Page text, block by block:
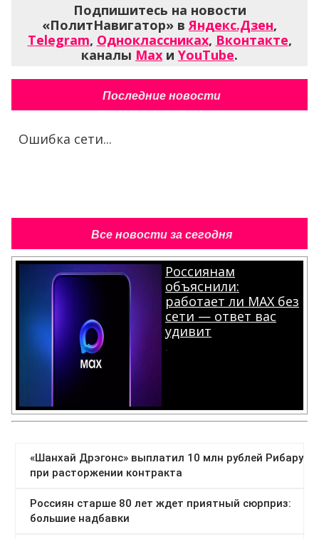
Подпишитесь на новости
«ПолитНавигатор» в Яндекс.Дзен,
Telegram, Одноклассниках, Вконтакте,
каналы Max и YouTube.
Последние новости
Ошибка сети...
Все новости за сегодня
Россиянам
объяснили:
работает ли MAX без
сети — ответ вас
удивит
.